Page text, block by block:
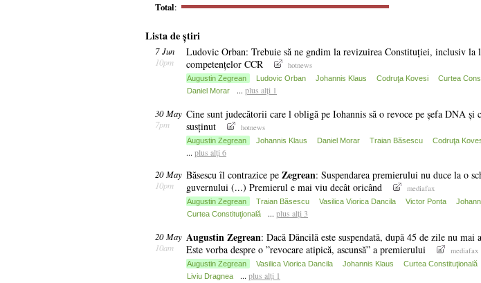
Total:
Lista de știri
7 Jun
10pm
Ludovic Orban: Trebuie să ne gndim la revizuirea Constituției, inclusiv la
competențelor CCR
hotnews
Augustin Zegrean Ludovic Orban Johannis Klaus Codruţa Kovesi
Curtea
Daniel Morar
... plus alți 1
30 May
7pm
Cine sunt judecătorii care l obligă pe Iohannis să o revoce pe șefa DNA și
susținut
hotnews
Augustin Zegrean Johannis Klaus Daniel Morar Traian Băsescu Codruţa
... plus alți 6
20 May
10pm
Băsescu îl contrazice pe Zegrean: Suspendarea premierului nu duce la o
guvernului (...) Premierul e mai viu decât oricând
mediafax
Augustin Zegrean Traian Băsescu Vasilica Viorica Dancila Victor Ponta
Curtea Constituţională
... plus alți 3
20 May
10am
AugustinZegrean: Dacă Dăncilă este suspendată, după 45 de zile nu mai
Este vorba despre o ”revocare atipică, ascunsă” a premierului
mediafax
Augustin Zegrean Vasilica Viorica Dancila Johannis Klaus Curtea Constituţională
Liviu Dragnea
... plus alți 1